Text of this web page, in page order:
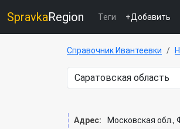
SpravkaRegion Теги +Добавить
Справочник Ивантеевки
Адрес:
Московская обл.,